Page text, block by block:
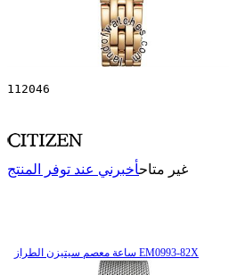
112046
غير متاحأخبرني عند توفر المنتج
ساعة معصم سیتیزن الطراز EM0993-82X